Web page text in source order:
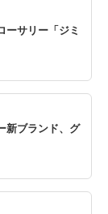
ーサリー「ジミ
新ブランド、グ